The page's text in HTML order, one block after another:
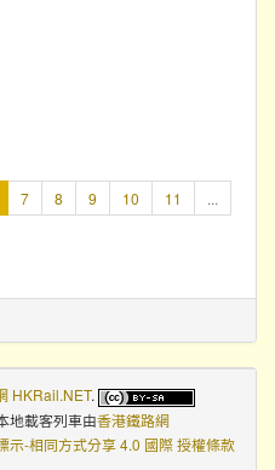
7 8 9 10 11
...
HKRail.NET.
地載客列車由香港鐵路網
示-相同方式分享 4.0 國際 授權條款